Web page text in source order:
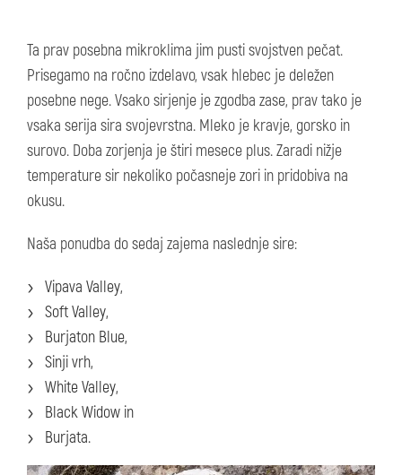
Ta prav posebna mikroklima jim pusti svojstven pečat.
Prisegamo na ročno izdelavo, vsak hlebec je deležen
posebne nege. Vsako sirjenje je zgodba zase, prav tako je
vsaka serija sira svojevrstna. Mleko je kravje, gorsko in
surovo. Doba zorjenja je štiri mesece plus. Zaradi nižje
temperature sir nekoliko počasneje zori in pridobiva na
okusu.
Naša ponudba do sedaj zajema naslednje sire:
Vipava Valley,
Soft Valley,
Burjaton Blue,
Sinji vrh,
White Valley,
Black Widow in
Burjata.